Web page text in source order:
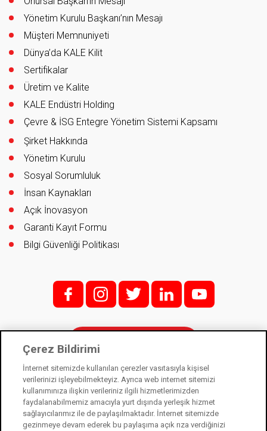
Yönetim Kurulu Başkanı’nın Mesajı
Müşteri Memnuniyeti
Dünya’da KALE Kilit
Sertifikalar
Üretim ve Kalite
KALE Endüstri Holding
Çevre & İSG Entegre Yönetim Sistemi Kapsamı
Şirket Hakkında
Yönetim Kurulu
Sosyal Sorumluluk
İnsan Kaynakları
Açık İnovasyon
Garanti Kayıt Formu
Bilgi Güvenliği Politikası
f; i; t l y
Kale Kilit bir Kale Endüstri Holding kuruluşudur. © 2021
Kişisel Verilerin Korunması Kanunu
Çerez Bildirimi
İnternet sitemizde kullanılan çerezler vasıtasıyla kişisel
verilerinizi işleyebilmekteyiz. Ayrıca web internet sitemizi
kullanımınıza ilişkin verileriniz ilgili hizmetlerimizden
faydalanabilmemiz amacıyla yurt dışında yerleşik hizmet
sağlayıcılarımız ile de paylaşılmaktadır. İnternet sitemizde
gezinmeye devam ederek bu paylaşıma açık rıza verdiğinizi